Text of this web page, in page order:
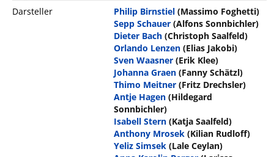
Darsteller
Philip Birnstiel (Massimo Foghetti)
Sepp Schauer (Alfons Sonnbichler)
Dieter Bach (Christoph Saalfeld)
Orlando Lenzen (Elias Jakobi)
Sven Waasner (Erik Klee)
Johanna Graen (Fanny Schätzl)
Thimo Meitner (Fritz Drechsler)
Antje Hagen (Hildegard
Sonnbichler)
Isabell Stern (Katja Saalfeld)
Anthony Mrosek (Kilian Rudloff)
Yeliz Simsek (Lale Ceylan)